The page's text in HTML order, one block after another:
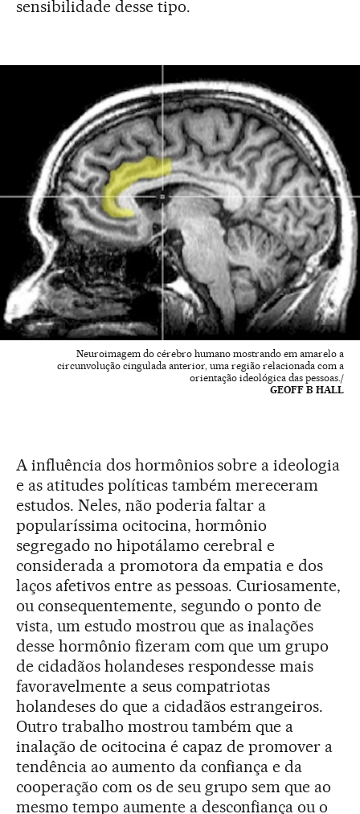
sensibilidade desse tipo.
Neuroimagem do cérebro humano mostrando em amarelo a
circunvolução cingulada anterior, uma região relacionada com a
orientação ideológica das pessoas./
GEOFF B HALL
A influência dos hormônios sobre a ideologia
e as atitudes políticas também mereceram
estudos. Neles, não poderia faltar a
popularíssima ocitocina, hormônio
segregado no hipotálamo cerebral e
considerada a promotora da empatia e dos
laços afetivos entre as pessoas. Curiosamente,
ou consequentemente, segundo o ponto de
vista, um estudo mostrou que as inalações
desse hormônio fizeram com que um grupo
de cidadãos holandeses respondesse mais
favoravelmente a seus compatriotas
holandeses do que a cidadãos estrangeiros.
Outro trabalho mostrou também que a
inalação de ocitocina é capaz de promover a
tendência ao aumento da confiança e da
cooperação com os de seu grupo sem que ao
mesmo tempo aumente a desconfiança ou o